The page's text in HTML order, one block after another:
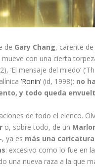
de Gary Chang, carente
mueve con una cierta
‘El mensaje del miedo’
‘Ronin’ (id, 1998): no
y todo queda
de todo el elenco.
o, sobre todo, de un
ya es más una
: excesivo como lo fue en
una nueva raza a la que